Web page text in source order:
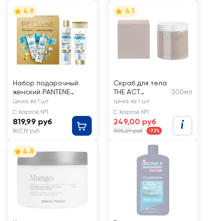
4.9
Набор подарочный
женский PANTENE
Шампунь для волос
Pro-V Miracles,
250мл+Бальзам для
волос Hydra, 160мл
Цена за 1 шт
С Картой №1
819,99 руб
863,19 руб
4.1
Скраб для тела
THE ACT
Кофейный,
шоколад
300мл
Цена за 1 шт
С Картой №1
249,00 руб
905,29 руб -72%
4.8